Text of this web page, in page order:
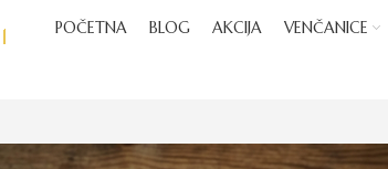
POČETNA BLOG AKCIJA VENČANICE